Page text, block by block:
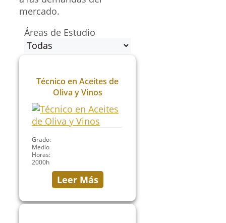
mercado.
Áreas de Estudio
Técnico en Aceites de
Oliva y Vinos
Grado:
Medio
Horas:
2000h
Leer Más